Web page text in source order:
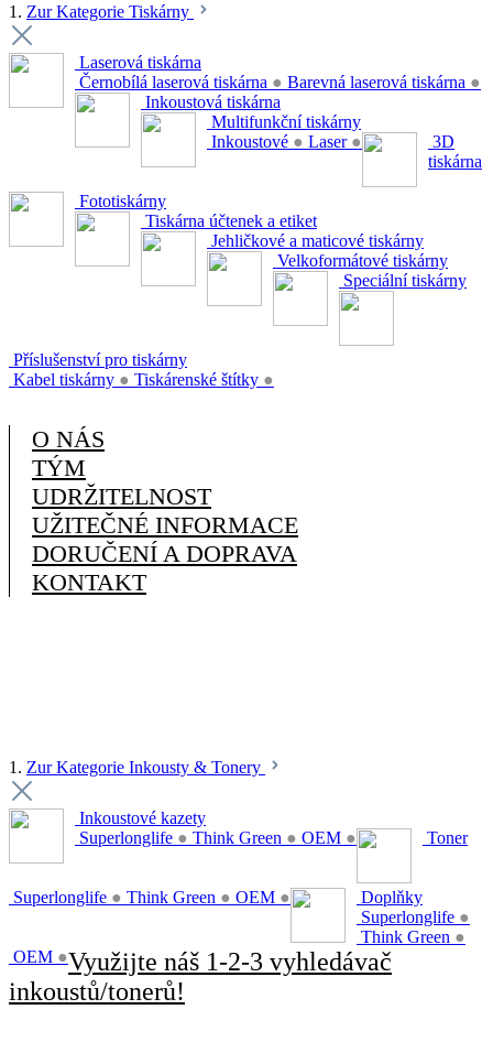
1. Zur Kategorie Tiskárny
Laserová tiskárna
Černobílá laserová tiskárna ● Barevná laserová tiskárna ●
Inkoustová tiskárna
Multifunkční tiskárny
Inkoustové ● Laser ●
3D
tiskárna
Fototiskárny
Tiskárna účtenek a etiket
Jehličkové a maticové tiskárny
Velkoformátové tiskárny
Speciální tiskárny
Příslušenství pro tiskárny
Kabel tiskárny ● Tiskárenské štítky ●
O NÁS
TÝM
UDRŽITELNOST
UŽITEČNÉ INFORMACE
DORUČENÍ A DOPRAVA
KONTAKT
1. Zur Kategorie Inkousty & Tonery
Inkoustové kazety
Superlonglife ● Think Green ● OEM ● Toner
Superlonglife ● Think Green ● OEM ●
Doplňky
Superlonglife ●
Think Green ●
OEM ●Využijte náš 1-2-3 vyhledávač
inkoustů/tonerů!